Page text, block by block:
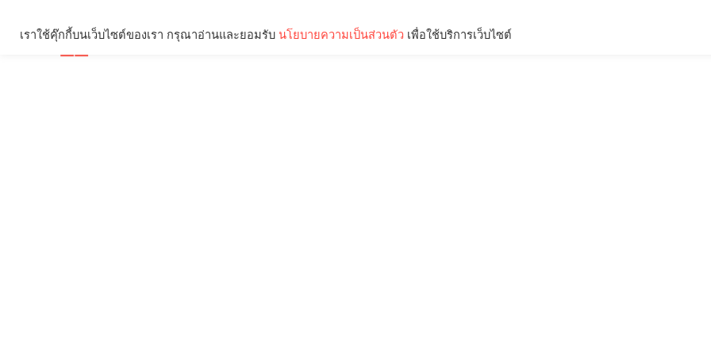
เราใช้คุ๊กกี้บนเว็บไซต์ของเรา กรุณาอ่านและยอมรับ นโยบายความเป็นส่วนตัว เพื่อใช้บริการเว็บไซต์